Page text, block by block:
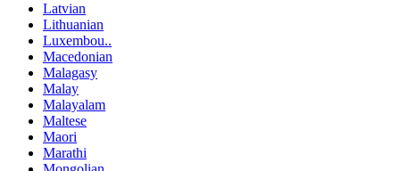
Latvian
Lithuanian
Luxembou..
Macedonian
Malagasy
Malay
Malayalam
Maltese
Maori
Marathi